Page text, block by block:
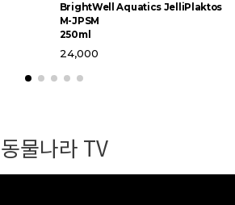
BrightWell Aquatics JelliPlaktos
M-JPSM
250ml
24,000
동물나라 TV